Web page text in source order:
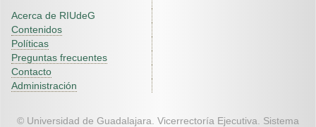
Acerca de RIUdeG
Contenidos
Políticas
Preguntas frecuentes
Contacto
Administración
© Universidad de Guadalajara. Vicerrectoría Ejecutiva. Sistema